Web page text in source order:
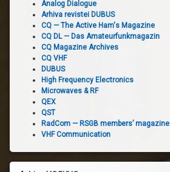
Analog Dialogue
Arhiva revistei DUBUS
CQ — The Active Ham's Magazine
CQ DL — Das Amateurfunkmagazin
CQ Magazine Archives
CQ VHF
DUBUS
High Frequency Electronics
Microwaves & RF
QEX
QST
RadCom — RSGB members’ magazine
VHF Communication